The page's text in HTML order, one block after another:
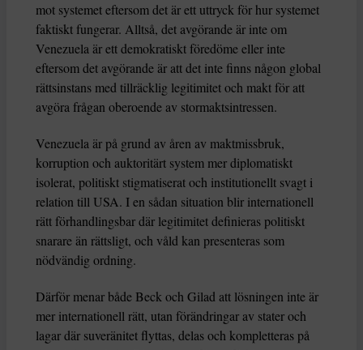
mot systemet eftersom det är ett uttryck för hur systemet
faktiskt fungerar. Alltså, det avgörande är inte om
Venezuela är ett demokratiskt föredöme eller inte
eftersom det avgörande är att det inte finns någon global
rättsinstans med tillräcklig legitimitet och makt för att
avgöra frågan oberoende av stormaktsintressen.
Venezuela är på grund av åren av maktmissbruk,
korruption och auktoritärt system mer diplomatiskt
isolerat, politiskt stigmatiserat och institutionellt svagt i
relation till USA. I en sådan situation blir internationell
rätt förhandlingsbar där legitimitet definieras politiskt
snarare än rättsligt, och våld kan presenteras som
nödvändig ordning.
Därför menar både Beck och Gilad att lösningen inte är
mer internationell rätt, utan förändringar av stater och
lagar där suveränitet flyttas, delas och kompletteras på